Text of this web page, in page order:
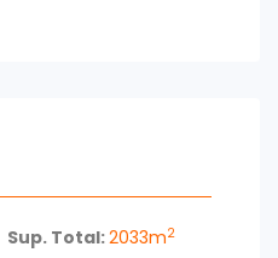
Sup. Total:2033m2